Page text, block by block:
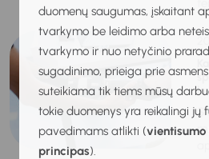
duomenų saugumas, įskaitant
tvarkymo be leidimo arba
tvarkymo ir nuo netyčinio
sugadinimo, prieiga prie
suteikiama tik tiems mūsų
tokie duomenys yra reikalingi jų
pavedimams atlikti (
principas).